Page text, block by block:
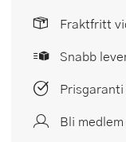
Fraktfritt
Snabb
Prisgaranti
Bli